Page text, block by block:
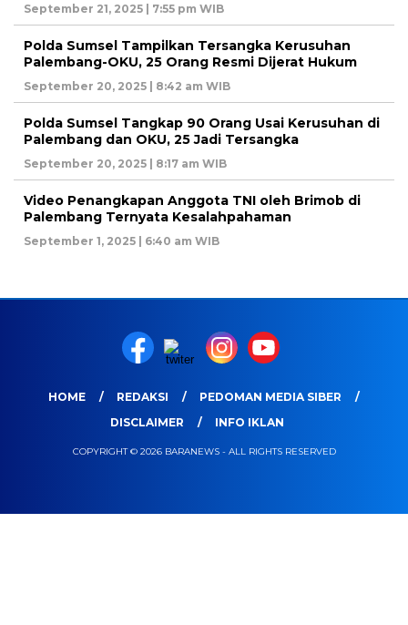
September 21, 2025 | 7:55 pm WIB
Polda Sumsel Tampilkan Tersangka Kerusuhan
Palembang-OKU, 25 Orang Resmi Dijerat Hukum
September 20, 2025 | 8:42 am WIB
Polda Sumsel Tangkap 90 Orang Usai Kerusuhan di
Palembang dan OKU, 25 Jadi Tersangka
September 20, 2025 | 8:17 am WIB
Video Penangkapan Anggota TNI oleh Brimob di
Palembang Ternyata Kesalahpahaman
September 1, 2025 | 6:40 am WIB
HOME REDAKSI
PEDOMAN MEDIA SIBER
DISCLAIMER
INFO IKLAN
COPYRIGHT © 2026 BARANEWS - ALL RIGHTS RESERVED